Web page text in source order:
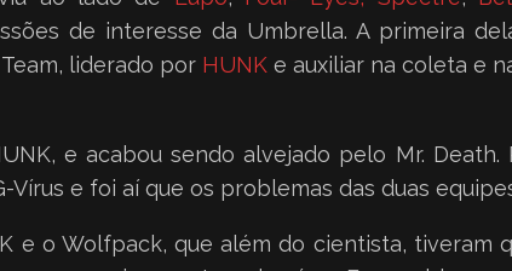
de interesse da Umbrella. A primeira
liderado por HUNK e auxiliar na coleta e
e acabou sendo alvejado pelo Mr.
e foi aí que os problemas das duas
e o Wolfpack, que além do cientista, tiveram